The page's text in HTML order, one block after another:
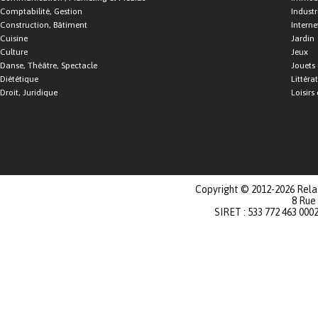
Comptabilité, Gestion
Construction, Bâtiment
Cuisine
Culture
Danse, Théâtre, Spectacle
Diététique
Droit, Juridique
Jardin
Jeux
Jouets
Loisirs
Copyright © 2012-2026
8
SIRET : 533 772 463